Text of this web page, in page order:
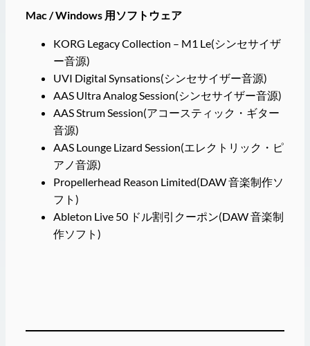
Mac / Windows 用ソフトウェア
KORG Legacy Collection – M1 Le(シンセサイザ
ー音源)
UVI Digital Synsations(シンセサイザー音源)
AAS Ultra Analog Session(シンセサイザー音源)
AAS Strum Session(アコースティック・ギター
音源)
AAS Lounge Lizard Session(エレクトリック・ピ
アノ音源)
Propellerhead Reason Limited(DAW 音楽制作ソ
フト)
Ableton Live 50 ドル割引クーポン(DAW 音楽制
作ソフト)